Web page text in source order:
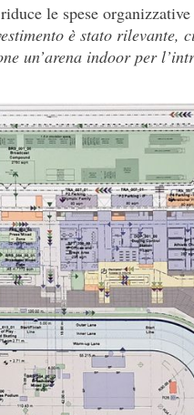
le spese
è stato
un’arena indoor per